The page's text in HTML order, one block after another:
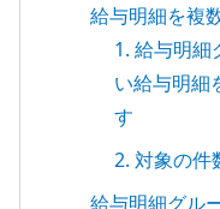
給与明細を複
1. 給与明細
い給与明細
す
2. 対象の件
給与明細グル